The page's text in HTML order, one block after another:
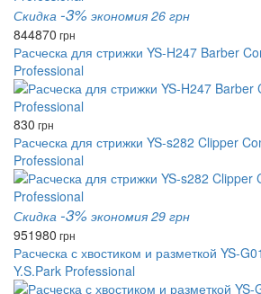
Скидка -3% экономия 26 грн
844870 грн
Расческа для стрижки YS-H247 Barber
Professional
830 грн
Расческа для стрижки YS-s282 Clipper
Professional
Скидка -3% экономия 29 грн
951980 грн
Расческа с хвостиком и разметкой YS-
Y.S.Park Professional